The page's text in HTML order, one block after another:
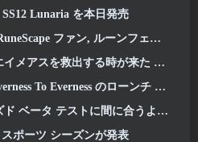
Lunaria を本日発売
ァン, ルーンフェストチケット発売間近
を救出する時が来た 3.3 アップデート
ーンチ ゲームプレイ プレビュー ビデオをご覧ください
ベータ テストに間に合うように
ポーツ シーズンが発表